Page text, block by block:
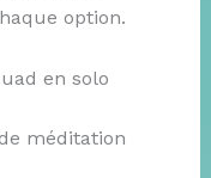
option.
en solo
méditation